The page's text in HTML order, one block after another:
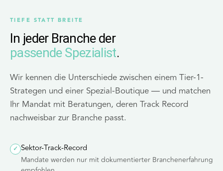
TIEFE STATT BREITE
In jeder Branche der
passende Spezialist.
Wir kennen die Unterschiede zwischen einem Tier-1-
Strategen und einer Spezial-Boutique — und matchen
Ihr Mandat mit Beratungen, deren Track Record
nachweisbar zur Branche passt.
✓ Sektor-Track-Record
Mandate werden nur mit dokumentierter Branchenerfahrung